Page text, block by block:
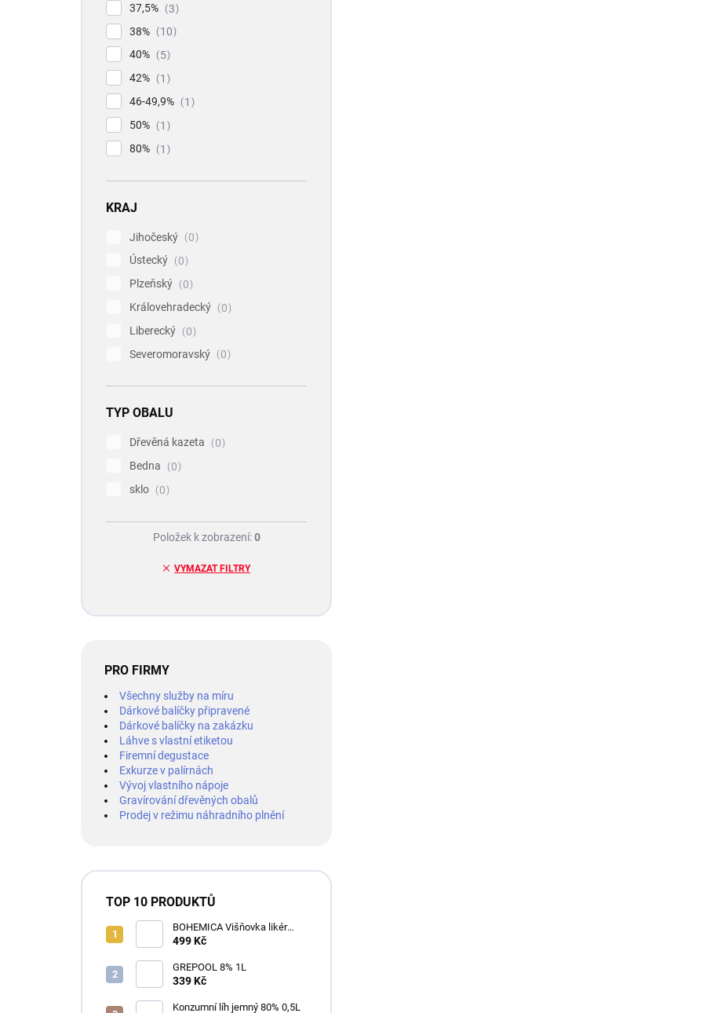
37,5%
3
38%
10
40%
5
42%
1
46-49,9%
1
50%
1
80%
1
KRAJ
Jihočeský
0
Ústecký
0
Plzeňský
0
Královehradecký
0
Liberecký
0
Severomoravský
0
TYP OBALU
Dřevěná kazeta
0
Bedna
0
sklo
0
VYMAZAT FILTRY
Položek k zobrazení:0
PRO FIRMY
Všechny služby na míru
Dárkové balíčky připravené
Dárkové balíčky na zakázku
Láhve s vlastní etiketou
Firemní degustace
Exkurze v palírnách
Vývoj vlastního nápoje
Gravírování dřevěných obalů
Prodej v režimu náhradního plnění
TOP 10 PRODUKTŮ
BOHEMICA Višňovka likér
25% 0,7L
499 Kč
GREPOOL 8% 1L
339 Kč
Konzumní líh jemný 80% 0,5L